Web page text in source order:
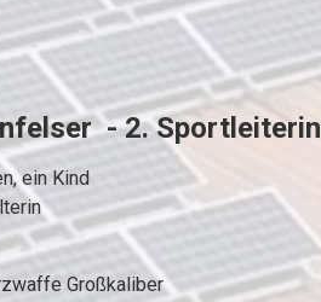
- 2. Sportleiterin
ein Kind
Großkaliber